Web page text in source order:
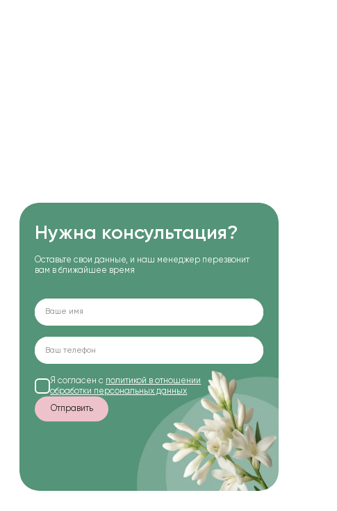
Нужна консультация?
Оставьте свои данные, и наш менеджер перезвонит
вам в ближайшее время
Я согласен с политикой в отношении
обработки персональных данных
Отправить